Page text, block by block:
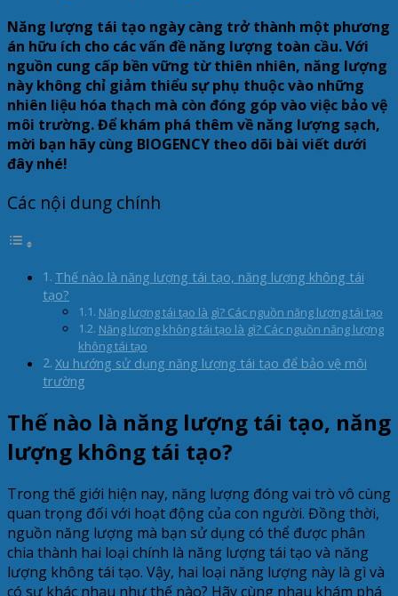
Năng lượng tái tạo ngày càng trở thành một phương
án hữu ích cho các vấn đề năng lượng toàn cầu. Với
nguồn cung cấp bền vững từ thiên nhiên, năng lượng
này không chỉ giảm thiểu sự phụ thuộc vào những
nhiên liệu hóa thạch mà còn đóng góp vào việc bảo vệ
môi trường. Để khám phá thêm về năng lượng sạch,
mời bạn hãy cùng BIOGENCY theo dõi bài viết dưới
đây nhé!
Các nội dung chính
Thế nào là năng lượng tái tạo, năng lượng không tái
tạo?
Năng lượng tái tạo là gì? Các nguồn năng lượng tái tạo
Năng lượng không tái tạo là gì? Các nguồn năng lượng
không tái tạo
Xu hướng sử dụng năng lượng tái tạo để bảo vệ môi
trường
Thế nào là năng lượng tái tạo, năng
lượng không tái tạo?
Trong thế giới hiện nay, năng lượng đóng vai trò vô cùng
quan trọng đối với hoạt động của con người. Đồng thời,
nguồn năng lượng mà bạn sử dụng có thể được phân
chia thành hai loại chính là năng lượng tái tạo và năng
lượng không tái tạo. Vậy, hai loại năng lượng này là gì và
có sự khác nhau như thế nào? Hãy cùng nhau khám phá